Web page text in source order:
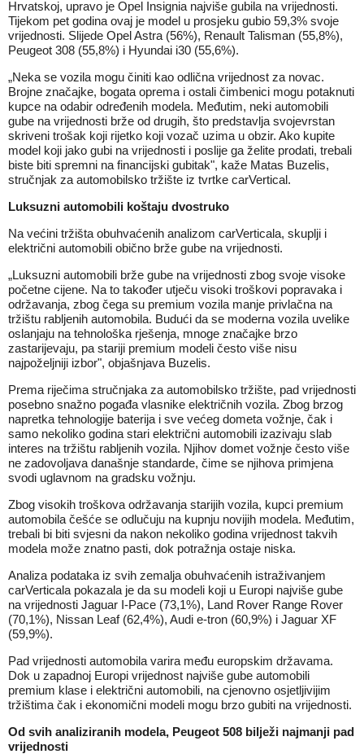
Hrvatskoj, upravo je Opel Insignia najviše gubila na vrijednosti.
Tijekom pet godina ovaj je model u prosjeku gubio 59,3% svoje
vrijednosti. Slijede Opel Astra (56%), Renault Talisman (55,8%),
Peugeot 308 (55,8%) i Hyundai i30 (55,6%).
„Neka se vozila mogu činiti kao odlična vrijednost za novac.
Brojne značajke, bogata oprema i ostali čimbenici mogu potaknuti
kupce na odabir određenih modela. Međutim, neki automobili
gube na vrijednosti brže od drugih, što predstavlja svojevrstan
skriveni trošak koji rijetko koji vozač uzima u obzir. Ako kupite
model koji jako gubi na vrijednosti i poslije ga želite prodati, trebali
biste biti spremni na financijski gubitak", kaže Matas Buzelis,
stručnjak za automobilsko tržište iz tvrtke carVertical.
Luksuzni automobili koštaju dvostruko
Na većini tržišta obuhvaćenih analizom carVerticala, skuplji i
električni automobili obično brže gube na vrijednosti.
„Luksuzni automobili brže gube na vrijednosti zbog svoje visoke
početne cijene. Na to također utječu visoki troškovi popravaka i
održavanja, zbog čega su premium vozila manje privlačna na
tržištu rabljenih automobila. Budući da se moderna vozila uvelike
oslanjaju na tehnološka rješenja, mnoge značajke brzo
zastarijevaju, pa stariji premium modeli često više nisu
najpoželjniji izbor", objašnjava Buzelis.
Prema riječima stručnjaka za automobilsko tržište, pad vrijednosti
posebno snažno pogađa vlasnike električnih vozila. Zbog brzog
napretka tehnologije baterija i sve većeg dometa vožnje, čak i
samo nekoliko godina stari električni automobili izazivaju slab
interes na tržištu rabljenih vozila. Njihov domet vožnje često više
ne zadovoljava današnje standarde, čime se njihova primjena
svodi uglavnom na gradsku vožnju.
Zbog visokih troškova održavanja starijih vozila, kupci premium
automobila češće se odlučuju na kupnju novijih modela. Međutim,
trebali bi biti svjesni da nakon nekoliko godina vrijednost takvih
modela može znatno pasti, dok potražnja ostaje niska.
Analiza podataka iz svih zemalja obuhvaćenih istraživanjem
carVerticala pokazala je da su modeli koji u Europi najviše gube
na vrijednosti Jaguar I-Pace (73,1%), Land Rover Range Rover
(70,1%), Nissan Leaf (62,4%), Audi e-tron (60,9%) i Jaguar XF
(59,9%).
Pad vrijednosti automobila varira među europskim državama.
Dok u zapadnoj Europi vrijednost najviše gube automobili
premium klase i električni automobili, na cjenovno osjetljivijim
tržištima čak i ekonomični modeli mogu brzo gubiti na vrijednosti.
Od svih analiziranih modela, Peugeot 508 bilježi najmanji pad
vrijednosti